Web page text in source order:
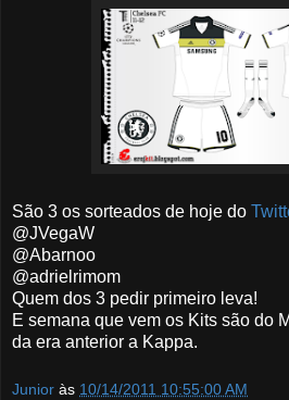
São 3 os sorteados de hoje do
@JVegaW
@Abarnoo
@adrielrimom
Quem dos 3 pedir primeiro leva!
E semana que vem os Kits são do
da era anterior a Kappa.
Junior às 10/14/2011 10:55:00 AM